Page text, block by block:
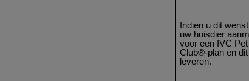
Indien u dit
uw huisdier
voor een IVC
Club®-plan en
leveren.